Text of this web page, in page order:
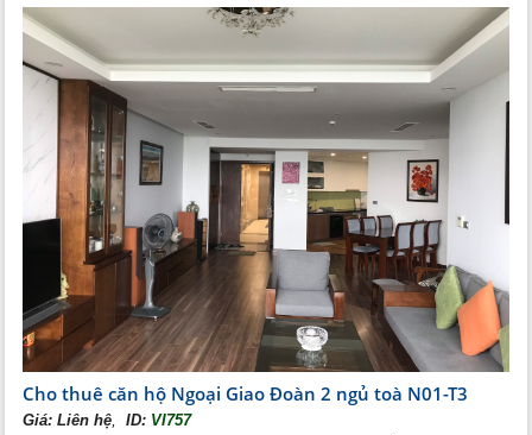
Cho thuê căn hộ Ngoại Giao Đoàn 2 ngủ toà N01-T3
Giá:Liên hệ ID: VI757